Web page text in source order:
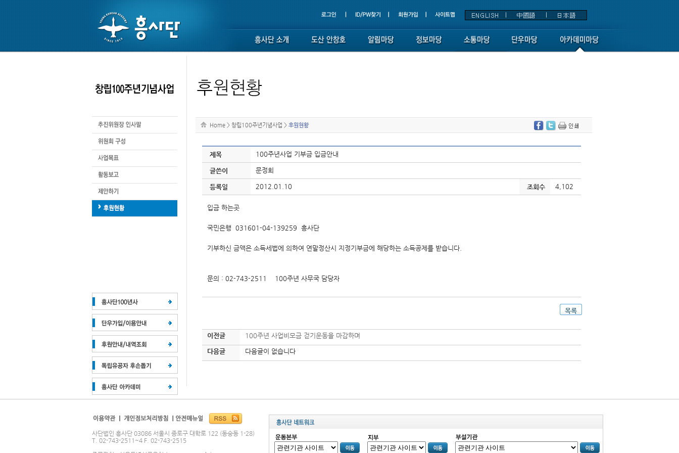
Home > 창립100주년기념사업 > 후원현황
제목 100주년사업 기부금 입금안내
글쓴이 문정희
등록일 2012.01.10 조회수 4,102
입금 하는곳
국민은행 031601-04-139259 흥사단
기부하신 금액은 소득세법에 의하여 연말정산시 지정기부금에 해당하는 소득공제를 받습니다.
문의 : 02-743-2511 100주년 사무국 담당자
목록
이전글 100주년 사업비모금 걷기운동을 마감하며
다음글 다음글이 없습니다
사단법인 흥사단 03086 서울시 종로구 대학로 122 (동숭동 1-28)
T. 02-743-2511~4 F. 02-743-2515